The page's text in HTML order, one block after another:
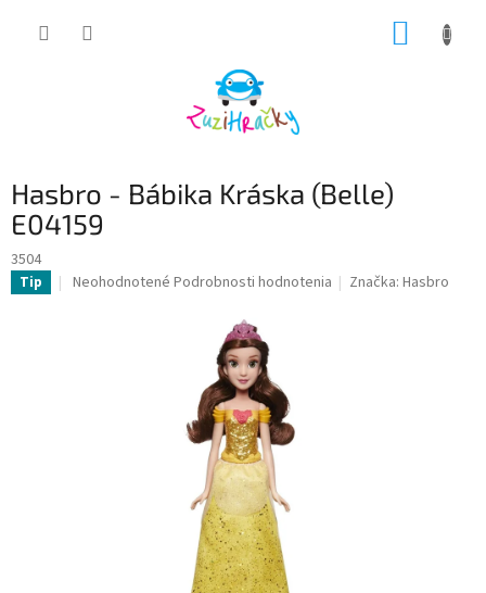
Hasbro - Bábika Kráska (Belle)
E04159
3504
Tip
Priemerné
Neohodnotené Podrobnosti hodnotenia Značka:Hasbro